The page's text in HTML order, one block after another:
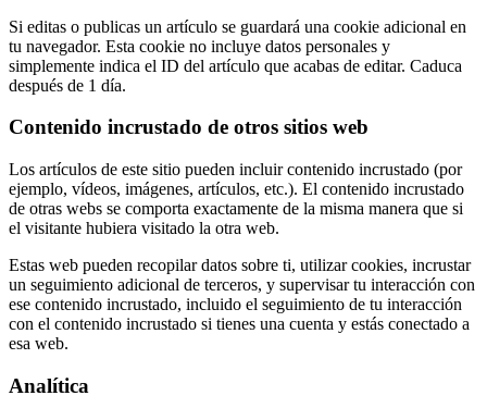
Si editas o publicas un artículo se guardará una cookie adicional en
tu navegador. Esta cookie no incluye datos personales y
simplemente indica el ID del artículo que acabas de editar. Caduca
después de 1 día.
Contenido incrustado de otros sitios web
Los artículos de este sitio pueden incluir contenido incrustado (por
ejemplo, vídeos, imágenes, artículos, etc.). El contenido incrustado
de otras webs se comporta exactamente de la misma manera que si
el visitante hubiera visitado la otra web.
Estas web pueden recopilar datos sobre ti, utilizar cookies, incrustar
un seguimiento adicional de terceros, y supervisar tu interacción con
ese contenido incrustado, incluido el seguimiento de tu interacción
con el contenido incrustado si tienes una cuenta y estás conectado a
esa web.
Analítica